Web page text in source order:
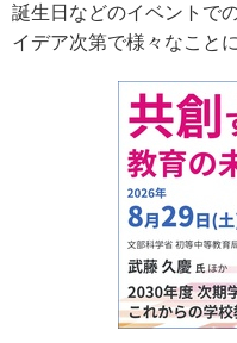
誕生日などのイベントで
イデア次第で様々なこと